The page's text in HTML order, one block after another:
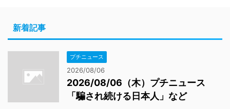
新着記事
プチニュース
2026/08/06
2026/08/06（木）プチニュース
「騙され続ける日本人」など